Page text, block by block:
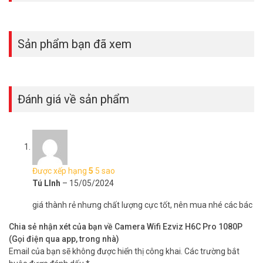
Luôn bảo vệ không ngơi nghỉ
trong bóng tối đen kịt, H6c Pro 2MP vẫn hiển thị tầm nhìn ban đêm
sống động, mang lại cho bạn sự an tâm.
Kết nối ổn định giúp tăng hiệu suất
Thiết lập mạng camera có dây hoặc không dây. Bạn có thể kết nối
Sản phẩm bạn đã xem
Đánh giá về sản phẩm
Được xếp hạng 5 5 sao
Tú LInh – 15/05/2024
giá thành rẻ nhưng chất lượng cực tốt, nên mua nhé các bác
Chia sẻ nhận xét của bạn về Camera Wifi Ezviz H6C Pro 1080P
(Gọi điện qua app, trong nhà)
Email của bạn sẽ không được hiển thị công khai. Các trường bắt